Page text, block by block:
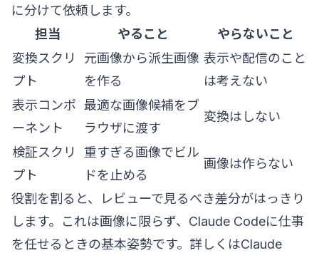
に分けて依頼します。
担当
やること
やらないこと
変換スクリ
プト
元画像から派生画像
を作る
表示や配信のこと
は考えない
表示コンポ
ーネント
最適な画像候補をブ
ラウザに渡す
変換はしない
検証スクリ
プト
重すぎる画像でビル
ドを止める
画像は作らない
役割を割ると、レビューで見るべき差分がはっきり
します。これは画像に限らず、Claude Codeに仕事
を任せるときの基本姿勢です。詳しくはClaude